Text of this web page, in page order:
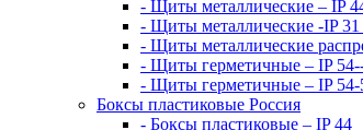
- Щиты металлические – IP
- Щиты металлические -IP
- Щиты металлические
- Щиты герметичные – IP
- Щиты герметичные – IP 54-
Боксы пластиковые Россия
- Боксы пластиковые – IP 44